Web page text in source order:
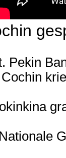
Pekin